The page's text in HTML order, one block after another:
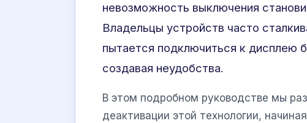
невозможность выключения
Владельцы устройств часто
пытается подключиться к дисплею
создавая неудобства.
В этом подробном руководстве мы
деактивации этой технологии,